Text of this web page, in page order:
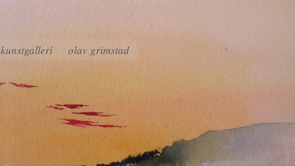
kunstgalleri olav grimstad